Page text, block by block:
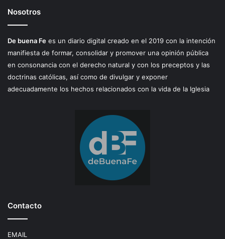
Nosotros
De buena Fe es un diario digital creado en el 2019 con la intención
manifiesta de formar, consolidar y promover una opinión pública
en consonancia con el derecho natural y con los preceptos y las
doctrinas católicas, así como de divulgar y exponer
adecuadamente los hechos relacionados con la vida de la Iglesia
Contacto
EMAIL